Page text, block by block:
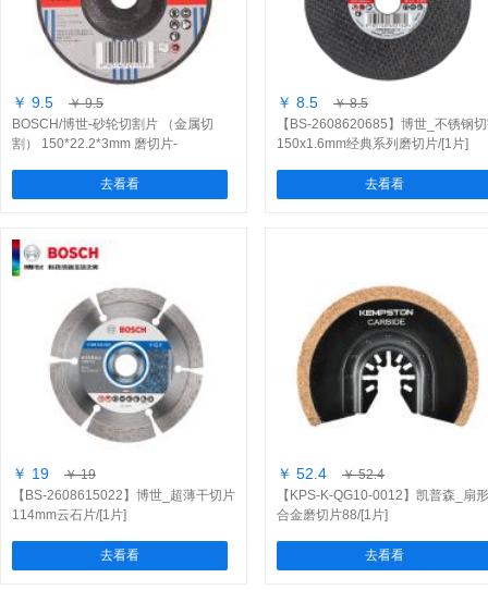
￥ 9.5
￥ 9.5
BOSCH/博世-砂轮切割片 （金属切
割） 150*22.2*3mm 磨切片-
去看看
￥ 8.5
￥ 8.5
【BS-2608620685】博世_不锈钢
150x1.6mm经典系列磨切片/[1片]
去看看
￥ 19
￥ 19
【BS-2608615022】博世_超薄干切片
114mm云石片/[1片]
去看看
￥ 52.4
￥ 52.4
【KPS-K-QG10-0012】凯普森_扇形
合金磨切片88/[1片]
去看看